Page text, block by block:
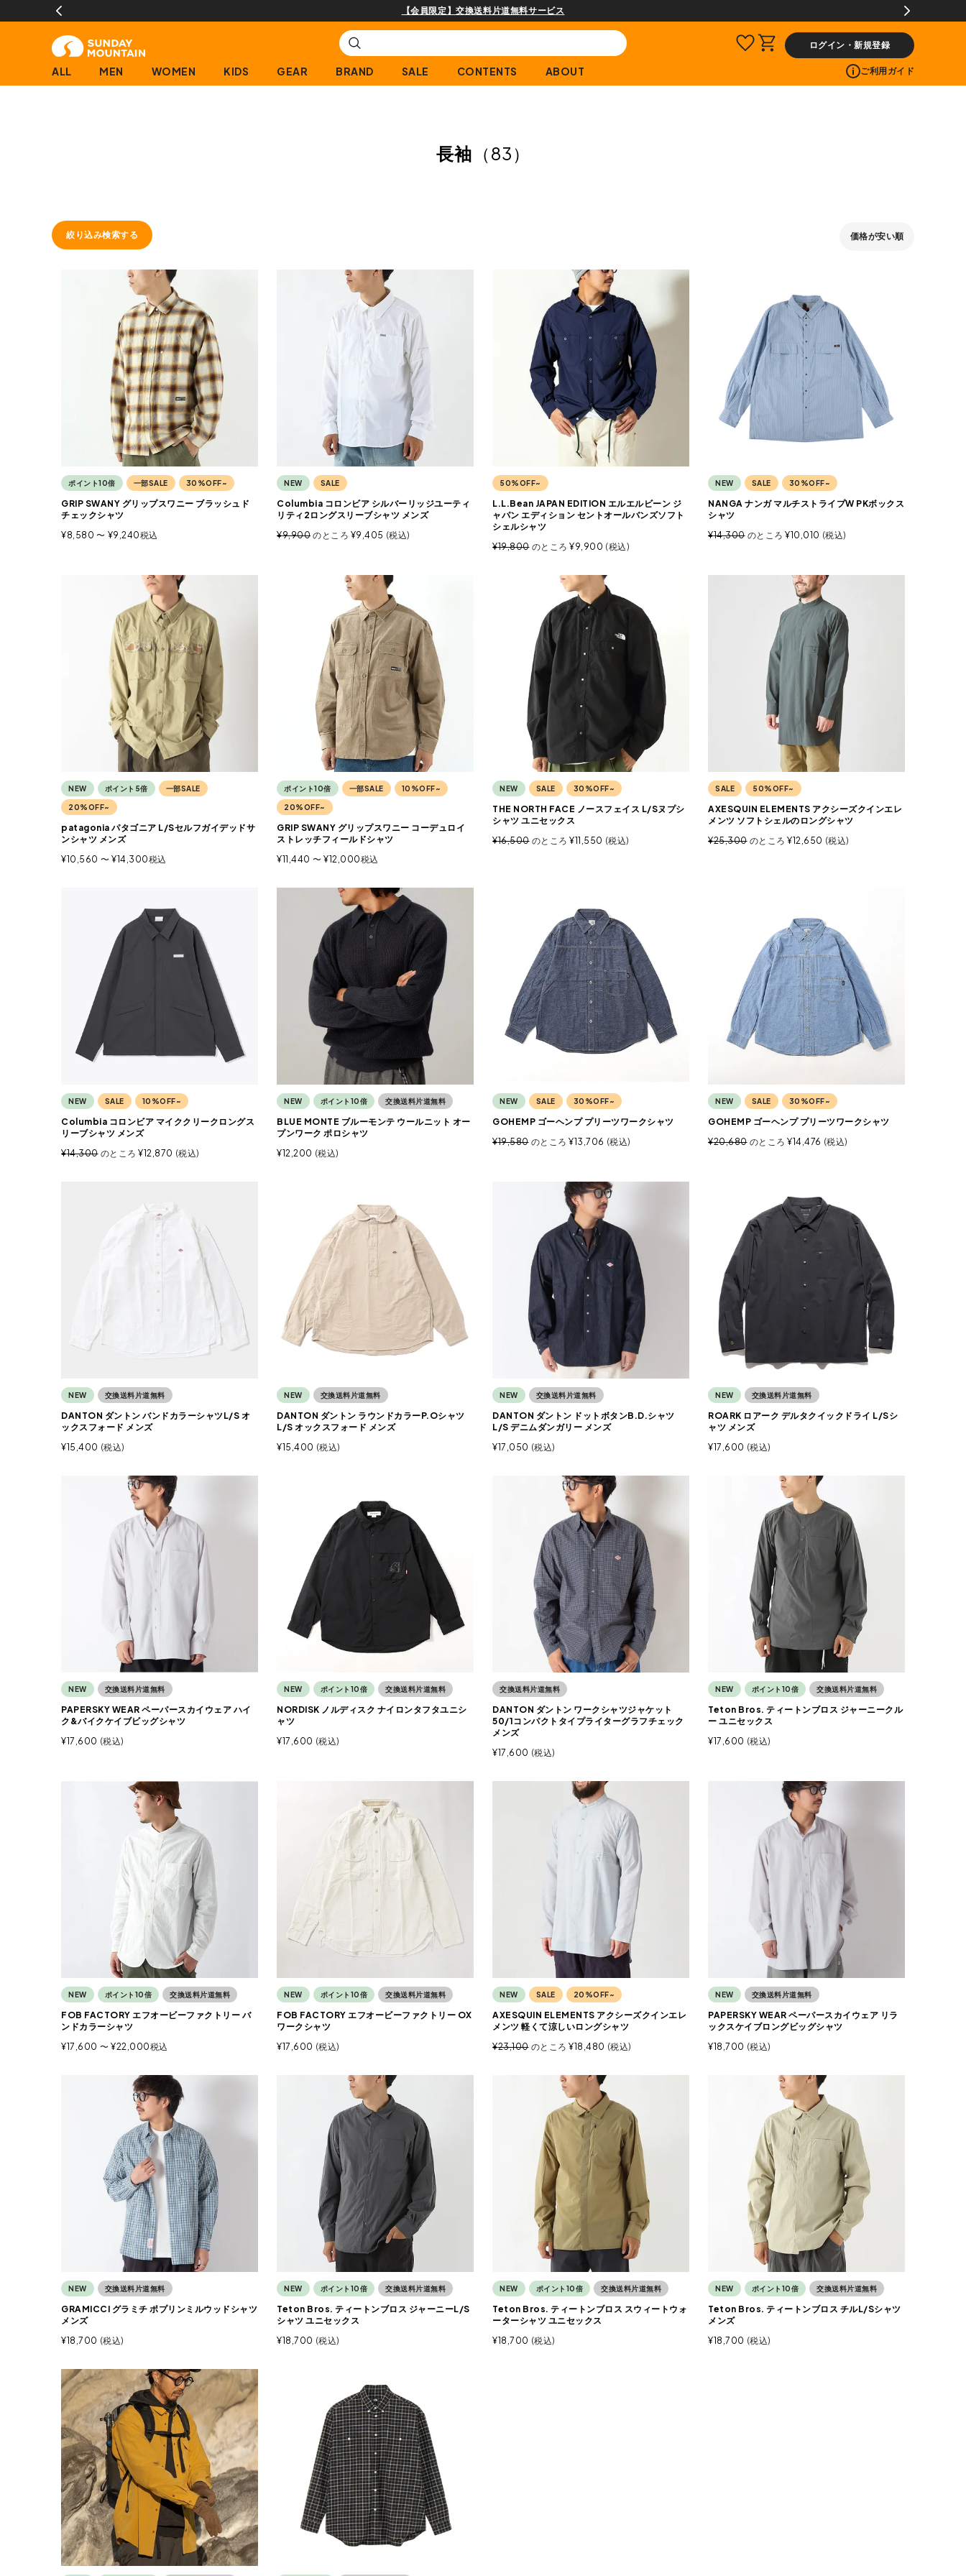
購入商品[¥2,000(税込)以上]のレビュー投稿で300ptプレゼント!
ログイン・新規登録
ALL MEN WOMEN KIDS GEAR BRAND SALE CONTENTS ABOUT ご利用ガイド
長袖 （83）
絞り込み検索する 価格が安い順
ポイント10倍 一部SALE 30%OFF~
GRIP SWANY グリップスワニー ブラッシュド
チェックシャツ
¥8,580 〜 ¥9,240税込
NEW SALE
Columbia コロンビア シルバーリッジユーティ
リティ2ロングスリーブシャツ メンズ
¥9,900 のところ ¥9,405 税込
50%OFF~
L.L.Bean JAPAN EDITION エルエルビーン ジ
ャパン エディション セントオールバンズソフト
シェルシャツ
¥19,800 のところ ¥9,900 税込
NEW SALE 30%OFF~
NANGA ナンガ マルチストライプW PKボックス
シャツ
¥14,300 のところ ¥10,010 税込
NEW ポイント5倍 一部SALE
20%OFF~
patagonia パタゴニア L/Sセルフガイデッドサ
ンシャツ メンズ
¥10,560 〜 ¥14,300税込
ポイント10倍 一部SALE 10%OFF~
20%OFF~
GRIP SWANY グリップスワニー コーデュロイ
ストレッチフィールドシャツ
¥11,440 〜 ¥12,000税込
NEW SALE 30%OFF~
THE NORTH FACE ノースフェイス L/Sヌプシ
シャツ ユニセックス
¥16,500 のところ ¥11,550 税込
SALE 50%OFF~
AXESQUIN ELEMENTS アクシーズクインエレ
メンツ ソフトシェルのロングシャツ
¥25,300 のところ ¥12,650 税込
NEW SALE 10%OFF~
Columbia コロンビア マイククリークロングス
リーブシャツ メンズ
¥14,300 のところ ¥12,870 税込
NEW ポイント10倍 交換送料片道無料
BLUE MONTE ブルーモンテ ウールニット オー
プンワーク ポロシャツ
¥12,200 税込
NEW SALE 30%OFF~
GOHEMP ゴーヘンプ プリーツワークシャツ
¥19,580 のところ ¥13,706 税込
NEW SALE 30%OFF~
GOHEMP ゴーヘンプ プリーツワークシャツ
¥20,680 のところ ¥14,476 税込
NEW 交換送料片道無料
DANTON ダントン バンドカラーシャツL/S オ
ックスフォード メンズ
¥15,400 税込
NEW 交換送料片道無料
DANTON ダントン ラウンドカラーP.Oシャツ
L/S オックスフォード メンズ
¥15,400 税込
NEW 交換送料片道無料
DANTON ダントン ドットボタンB.D.シャツ
L/S デニムダンガリー メンズ
¥17,050 税込
NEW 交換送料片道無料
ROARK ロアーク デルタクイックドライ L/Sシ
ャツ メンズ
¥17,600 税込
NEW 交換送料片道無料
PAPERSKY WEAR ペーパースカイウェア ハイ
ク&バイクケイブビッグシャツ
¥17,600 税込
NEW ポイント10倍 交換送料片道無料
NORDISK ノルディスク ナイロンタフタユニシ
ャツ
¥17,600 税込
交換送料片道無料
DANTON ダントン ワークシャツジャケット
50/1コンパクトタイプライターグラフチェック
メンズ
¥17,600 税込
NEW ポイント10倍 交換送料片道無料
Teton Bros. ティートンブロス ジャーニークル
ー ユニセックス
¥17,600 税込
NEW ポイント10倍 交換送料片道無料
FOB FACTORY エフオービーファクトリー バ
ンドカラーシャツ
¥17,600 〜 ¥22,000税込
NEW ポイント10倍 交換送料片道無料
FOB FACTORY エフオービーファクトリー OX
ワークシャツ
¥17,600 税込
NEW SALE 20%OFF~
AXESQUIN ELEMENTS アクシーズクインエレ
メンツ 軽くて涼しいロングシャツ
¥23,100 のところ ¥18,480 税込
NEW 交換送料片道無料
PAPERSKY WEAR ペーパースカイウェア リラ
ックスケイブロングビッグシャツ
¥18,700 税込
NEW 交換送料片道無料
GRAMICCI グラミチ ポプリンミルウッドシャツ
メンズ
¥18,700 税込
NEW ポイント10倍 交換送料片道無料
Teton Bros. ティートンブロス ジャーニーL/S
シャツ ユニセックス
¥18,700 税込
NEW ポイント10倍 交換送料片道無料
Teton Bros. ティートンブロス スウィートウォ
ーターシャツ ユニセックス
¥18,700 税込
NEW ポイント10倍 交換送料片道無料
Teton Bros. ティートンブロス チルL/Sシャツ
メンズ
¥18,700 税込